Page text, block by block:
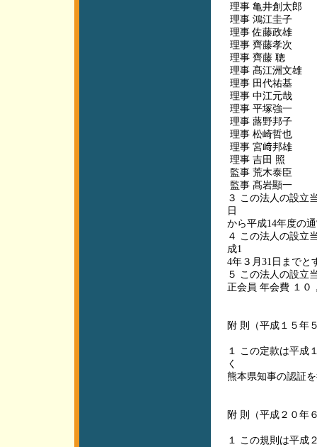
理事 亀井創太郎
理事 鴻江圭子
理事 佐藤政雄
理事 齊藤孝次
理事 齊藤 聰
理事 髙江洲文雄
理事 田代祐基
理事 中江元哉
理事 平塚強一
理事 蕗野邦子
理事 松崎哲也
理事 宮﨑邦雄
理事 吉田 照
監事 荒木泰臣
監事 髙岩顯一
３ この法人の設立
日
から平成14年度の
４ この法人の設立
成1
4年３月31日までと
５ この法人の設立
正会員 年会費 １０
附 則（平成１５年
１ この定款は平成
く
熊本県知事の認証
附 則（平成２０年
１ この規則は平成